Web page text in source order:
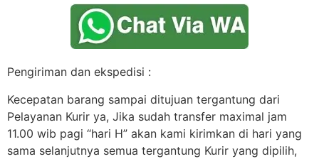
Pengiriman dan ekspedisi :
Kecepatan barang sampai ditujuan tergantung dari
Pelayanan Kurir ya, Jika sudah transfer maximal jam
11.00 wib pagi “hari H” akan kami kirimkan di hari yang
sama selanjutnya semua tergantung Kurir yang dipilih,